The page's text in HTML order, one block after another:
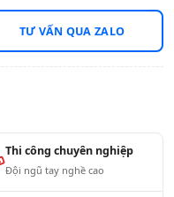
TƯ VẤN QUA ZALO
Thi công chuyên nghiệp
Đội ngũ tay nghề cao